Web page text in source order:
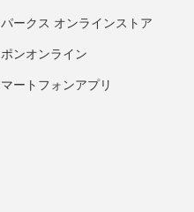
ークス オンラインストア
ンオンライン
ートフォンアプリ